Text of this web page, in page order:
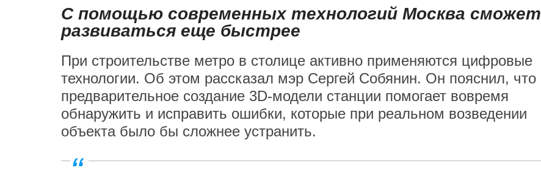
С помощью современных технологий Москва сможет
развиваться еще быстрее
При строительстве метро в столице активно применяются цифровые
технологии. Об этом рассказал мэр Сергей Собянин. Он пояснил, что
предварительное создание 3D-модели станции помогает вовремя
обнаружить и исправить ошибки, которые при реальном возведении
объекта было бы сложнее устранить.